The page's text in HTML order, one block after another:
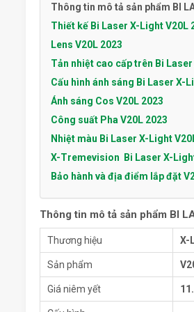
Thông tin mô tả sản phẩm BI
Thiết kế Bi Laser X-Light V20L
Lens V20L 2023
Tản nhiệt cao cấp trên Bi
Cấu hình ánh sáng Bi Laser X-
Ánh sáng Cos V20L 2023
Công suất Pha V20L 2023
Nhiệt màu Bi Laser X-Light
X-Tremevision Bi Laser X-
Bảo hành và địa điểm lắp đặt
Thông tin mô tả sản phẩm BI
Thương hiệu X-
Sản phẩm
Giá niêm yết